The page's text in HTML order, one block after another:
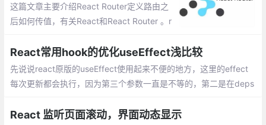
这篇文章主要介绍React Router定义路由之
后如何传值，有关React和React Router 。r
params、query、state
React常用hook的优化useEffect浅比较
先说说react原版的useEffect使用起来不便的地方，这里的effect
每次更新都会执行，因为第三个参数一直是不等的，第二是在deps
React 监听页面滚动，界面动态显示